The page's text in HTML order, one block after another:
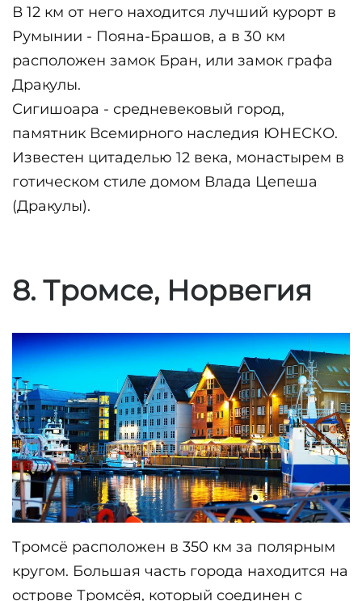
В 12 км от него находится лучший курорт в
Румынии - Пояна-Брашов, а в 30 км
расположен замок Бран, или замок графа
Дракулы.
Сигишоара - средневековый город,
памятник Всемирного наследия ЮНЕСКО.
Известен цитаделью 12 века, монастырем в
готическом стиле домом Влада Цепеша
(Дракулы).
8. Тромсе, Норвегия
Тромсё расположен в 350 км за полярным
кругом. Большая часть города находится на
острове Тромсёя, который соединен с